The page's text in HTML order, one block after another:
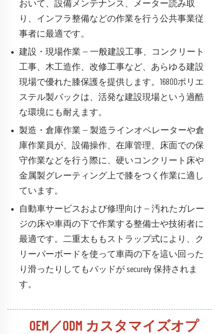
おいて、設備メンテナンス、メーター読み取
り、インフラ整備などの作業を行う公共事業従
事者に最適です。
建設・現場作業 — 一般建設工事、コンクリート
工事、木工造作、改修工事など、あらゆる建設
現場で優れた膝保護を提供します。1680Dポリエ
ステル製バックは、活発な建設現場という過酷
な環境にも耐えます。
製造・倉庫作業 — 製造ラインオペレーターや倉
庫作業員が、設備操作、在庫管理、床面での保
守作業などを行う際に、硬いコンクリート床や
金属製グレーティング上で膝をつく作業に適し
ています。
自動車サービスおよび修理向け — 汚れたガレー
ジの床や車両の下で作業する整備士や技術者に
最適です。二重太ももストラップ式により、ク
リーパーボードを使って車両の下を這い回った
り滑ったりしてもパッドが securely 保持されま
す。
OEM／ODM カスタマイズオプ